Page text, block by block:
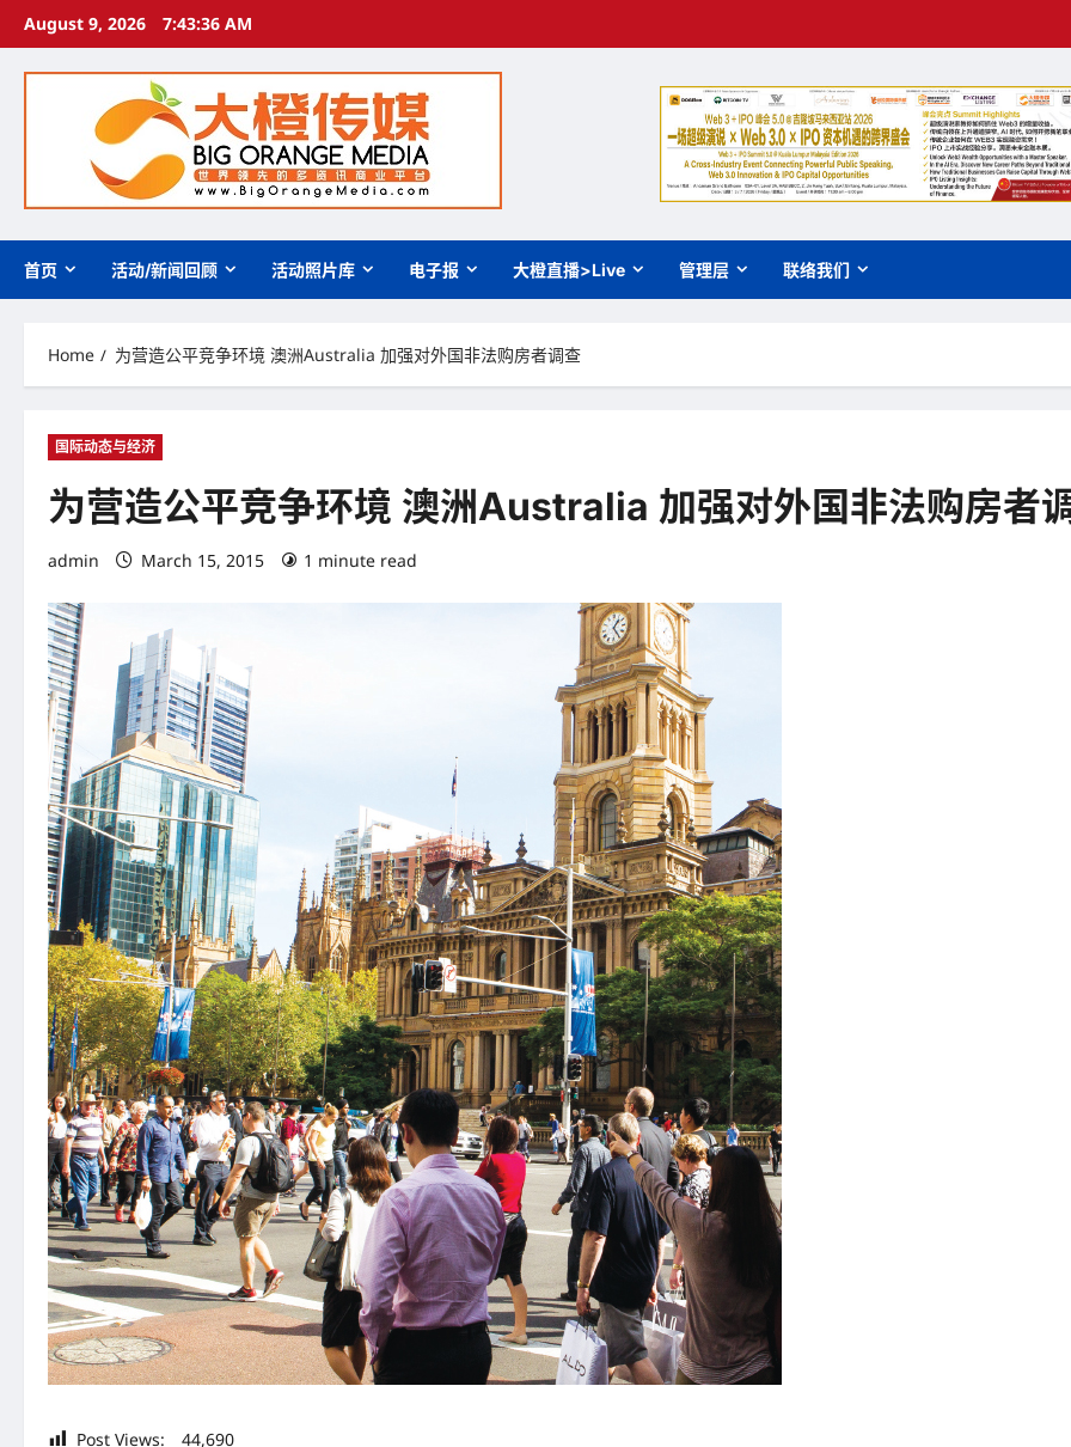
Skip
content
August 9, 2026 7:43:37 AM
首页 活动/新闻回顾 活动照片库 电子报 大橙直播>Live 管理层 联络我们
Home 为营造公平竞争环境 澳洲Australia 加强对外国非法购房者调查
国际动态与经济
为营造公平竞争环境 澳洲Australia 加强对外国非法购房者
admin March 15, 2015 1 minute read
Post Views: 44,690